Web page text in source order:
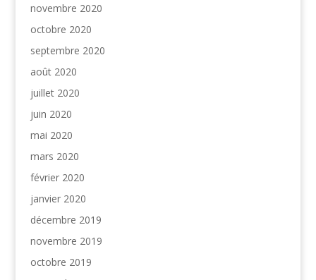
novembre 2020
octobre 2020
septembre 2020
août 2020
juillet 2020
juin 2020
mai 2020
mars 2020
février 2020
janvier 2020
décembre 2019
novembre 2019
octobre 2019